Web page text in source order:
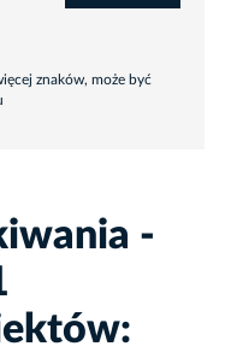
znaków, może być
-